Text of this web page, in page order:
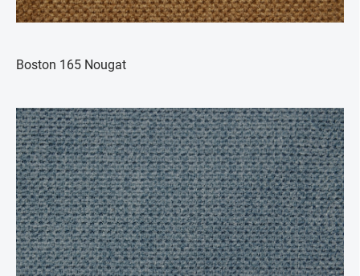
Boston 165 Nougat